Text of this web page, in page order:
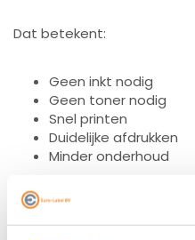
Dat betekent:
Geen inkt nodig
Geen toner nodig
Snel printen
Duidelijke afdrukken
Minder onderhoud